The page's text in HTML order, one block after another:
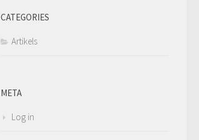
CATEGORIES
Artikels
META
Log in